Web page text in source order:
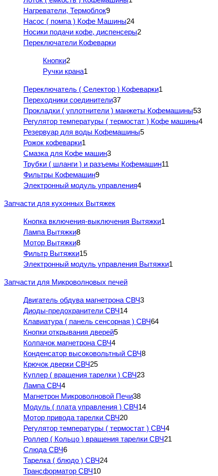
Нагреватели, Термоблок9
Насос ( помпа ) Кофе Машины24
Носики подачи кофе, диспенсеры2
Переключатели Кофеварки
Кнопки2
Ручки крана1
Переключатель ( Селектор ) Кофеварки1
Переходники соединители37
Прокладки ( уплотнители ) манжеты Кофемашины53
Регулятор температуры ( термостат ) Кофе машины4
Резервуар для воды Кофемашины5
Рожок кофеварки1
Смазка для Кофе машин3
Трубки ( шланги ) и разъемы Кофемашин11
Фильтры Кофемашин9
Электронный модуль управления4
Запчасти для кухонных Вытяжек
Кнопка включения-выключения Вытяжки1
Лампа Вытяжки8
Мотор Вытяжки8
Фильтр Вытяжки15
Электронный модуль управления Вытяжки1
Запчасти для Микроволновых печей
Двигатель обдува магнетрона СВЧ3
Диоды-предохранители СВЧ14
Клавиатура ( панель сенсорная ) СВЧ64
Кнопки открывания дверей5
Колпачок магнетрона СВЧ4
Конденсатор высоковольтный СВЧ8
Крючок дверки СВЧ25
Куплер ( вращения тарелки ) СВЧ23
Лампа СВЧ4
Магнетрон Микроволновой Печи38
Модуль ( плата управления ) СВЧ14
Мотор привода тарелки СВЧ20
Регулятор температуры ( термостат ) СВЧ4
Роллер ( Кольцо ) вращения тарелки СВЧ21
Слюда СВЧ6
Тарелка ( блюдо ) СВЧ24
Трансформатор СВЧ10